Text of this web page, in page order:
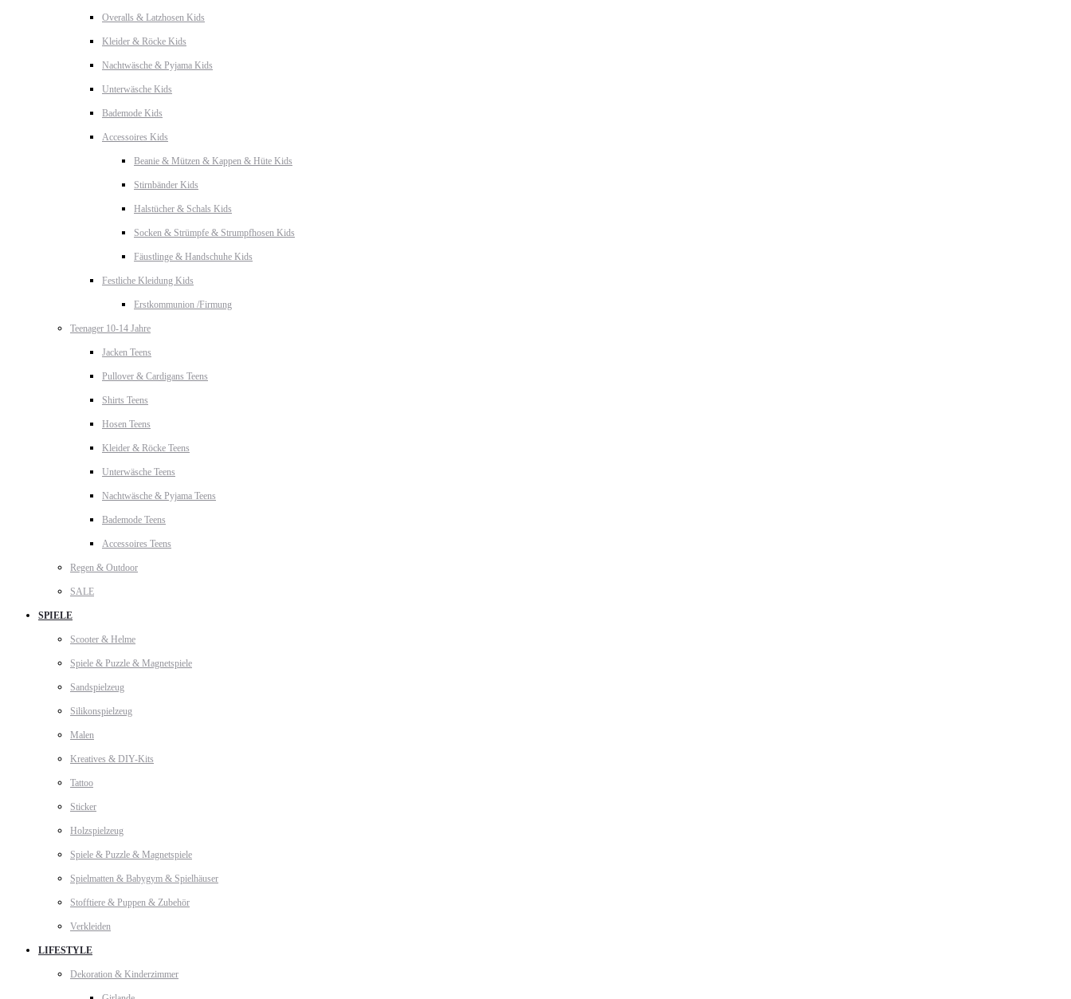
Overalls & Latzhosen Kids
Kleider & Röcke Kids
Nachtwäsche & Pyjama Kids
Unterwäsche Kids
Bademode Kids
Accessoires Kids
Beanie & Mützen & Kappen & Hüte Kids
Stirnbänder Kids
Halstücher & Schals Kids
Socken & Strümpfe & Strumpfhosen Kids
Fäustlinge & Handschuhe Kids
Festliche Kleidung Kids
Erstkommunion /Firmung
Teenager 10-14 Jahre
Jacken Teens
Pullover & Cardigans Teens
Shirts Teens
Hosen Teens
Kleider & Röcke Teens
Unterwäsche Teens
Nachtwäsche & Pyjama Teens
Bademode Teens
Accessoires Teens
Regen & Outdoor
SALE
SPIELE
Scooter & Helme
Spiele & Puzzle & Magnetspiele
Sandspielzeug
Silikonspielzeug
Malen
Kreatives & DIY-Kits
Tattoo
Sticker
Holzspielzeug
Spiele & Puzzle & Magnetspiele
Spielmatten & Babygym & Spielhäuser
Stofftiere & Puppen & Zubehör
Verkleiden
LIFESTYLE
Dekoration & Kinderzimmer